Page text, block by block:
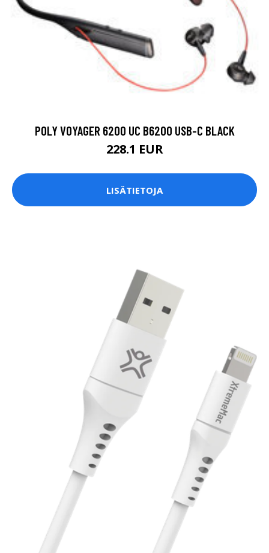
POLY VOYAGER 6200 UC B6200 USB-C BLACK
228.1 EUR
LISÄTIETOJA